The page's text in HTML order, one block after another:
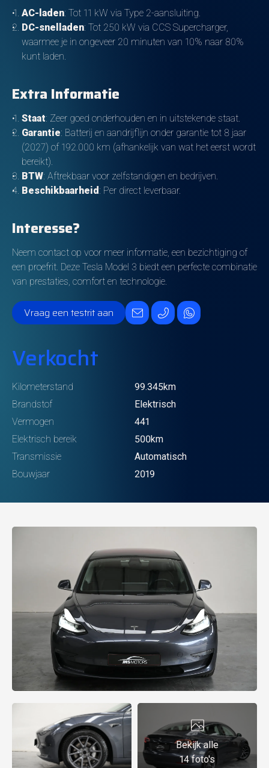
AC-laden: Tot 11 kW via Type 2-aansluiting.
DC-snelladen: Tot 250 kW via CCS Supercharger,
waarmee je in ongeveer 20 minuten van 10% naar 80%
kunt laden.
Extra Informatie
Staat: Zeer goed onderhouden en in uitstekende staat.
Garantie: Batterij en aandrijflijn onder garantie tot 8 jaar
(2027) of 192.000 km (afhankelijk van wat het eerst wordt
bereikt).
BTW: Aftrekbaar voor zelfstandigen en bedrijven.
Beschikbaarheid : Per direct leverbaar.
Interesse?
Neem contact op voor meer informatie, een bezichtiging of
een proefrit. Deze Tesla Model 3 biedt een perfecte combinatie
van prestaties, comfort en technologie.
Vraag een testrit aan
Verkocht
Kilometerstand
99.345km
Brandstof
Elektrisch
Vermogen
441
Elektrisch bereik
500km
Transmissie
Automatisch
Bouwjaar
2019
Bekijk alle
14 foto's